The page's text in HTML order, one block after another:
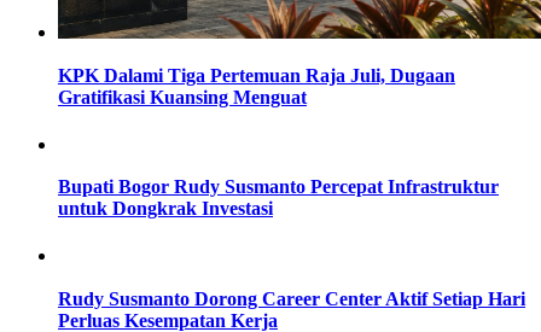
KPK Dalami Tiga Pertemuan Raja Juli, Dugaan
Gratifikasi Kuansing Menguat
Bupati Bogor Rudy Susmanto Percepat Infrastruktur
untuk Dongkrak Investasi
Rudy Susmanto Dorong Career Center Aktif Setiap Hari
Perluas Kesempatan Kerja